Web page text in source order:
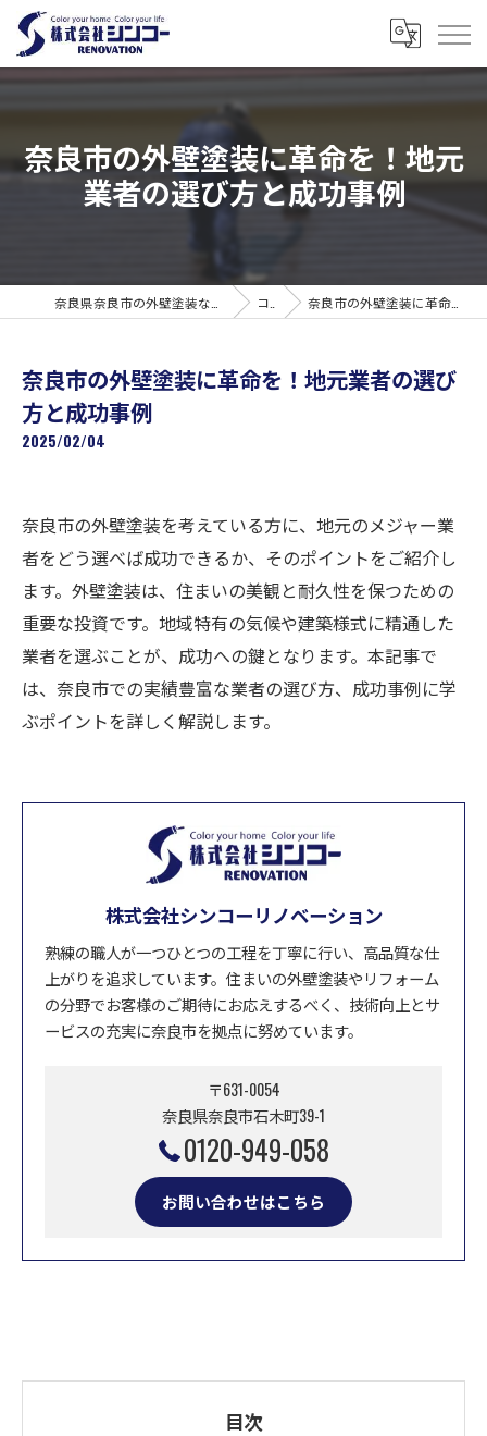
奈良市の外壁塗装に革命を！地元
業者の選び方と成功事例
コラム 奈良市の外壁塗装に革命を！地元業者の選び方と成功事例
奈良市の外壁塗装に革命を！地元業者の選び
方と成功事例
2025/02/04
奈良市の外壁塗装を考えている方に、地元のメジャー業
者をどう選べば成功できるか、そのポイントをご紹介し
ます。外壁塗装は、住まいの美観と耐久性を保つための
重要な投資です。地域特有の気候や建築様式に精通した
業者を選ぶことが、成功への鍵となります。本記事で
は、奈良市での実績豊富な業者の選び方、成功事例に学
ぶポイントを詳しく解説します。
株式会社シンコーリノベーション
熟練の職人が一つひとつの工程を丁寧に行い、高品質な仕
上がりを追求しています。住まいの外壁塗装やリフォーム
の分野でお客様のご期待にお応えするべく、技術向上とサ
ービスの充実に奈良市を拠点に努めています。
〒631-0054
奈良県奈良市石木町39-1
0120-949-058
お問い合わせはこちら
目次